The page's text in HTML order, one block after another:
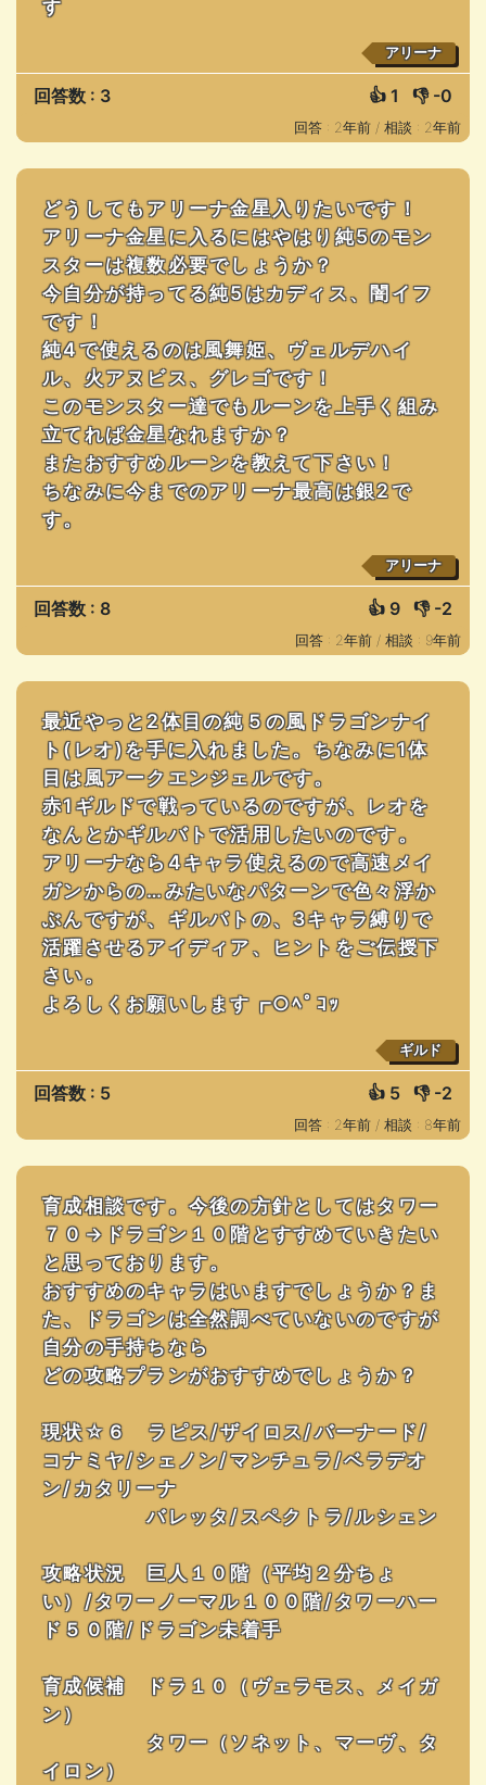
す
アリーナ
回答数 : 3 👍 1 👎 -0
回答 : 2年前 / 相談 : 2年前
どうしてもアリーナ金星入りたいです！
アリーナ金星に入るにはやはり純5のモン
スターは複数必要でしょうか？
今自分が持ってる純5はカディス、闇イフ
です！
純4で使えるのは風舞姫、ヴェルデハイ
ル、火アヌビス、グレゴです！
このモンスター達でもルーンを上手く組み
立てれば金星なれますか？
またおすすめルーンを教えて下さい！
ちなみに今までのアリーナ最高は銀2で
す。
アリーナ
回答数 : 8 👍 9 👎 -2
回答 : 2年前 / 相談 : 9年前
最近やっと2体目の純５の風ドラゴンナイ
ト(レオ)を手に入れました。ちなみに1体
目は風アークエンジェルです。
赤1ギルドで戦っているのですが、レオを
なんとかギルバトで活用したいのです。
アリーナなら4キャラ使えるので高速メイ
ガンからの…みたいなパターンで色々浮か
ぶんですが、ギルバトの、3キャラ縛りで
活躍させるアイディア、ヒントをご伝授下
さい。
よろしくお願いします┏○ﾍﾟｺｯ
ギルド
回答数 : 5 👍 5 👎 -2
回答 : 2年前 / 相談 : 8年前
育成相談です。今後の方針としてはタワー
７０→ドラゴン１０階とすすめていきたい
と思っております。
おすすめのキャラはいますでしょうか？ま
た、ドラゴンは全然調べていないのですが
自分の手持ちなら
どの攻略プランがおすすめでしょうか？
現状☆６ ラピス/ザイロス/バーナード/
コナミヤ/シェノン/マンチュラ/ベラデオ
ン/カタリーナ
バレッタ/スペクトラ/ルシェン
攻略状況 巨人１０階（平均２分ちょ
い）/タワーノーマル１００階/タワーハー
ド５０階/ドラゴン未着手
育成候補 ドラ１０（ヴェラモス、メイガ
ン）
タワー（ソネット、マーヴ、タ
イロン）